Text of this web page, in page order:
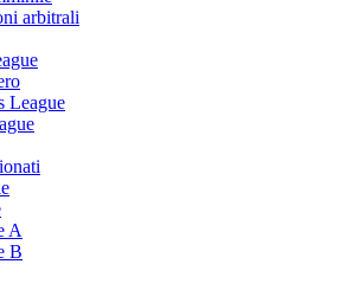
arbitrali
League
A
B